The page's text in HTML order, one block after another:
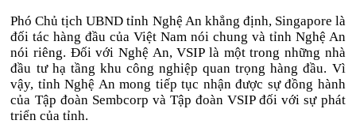
Phó Chủ tịch UBND tỉnh Nghệ An khẳng định, Singapore là
đối tác hàng đầu của Việt Nam nói chung và tỉnh Nghệ An
nói riêng. Đối với Nghệ An, VSIP là một trong những nhà
đầu tư hạ tầng khu công nghiệp quan trọng hàng đầu. Vì
vậy, tỉnh Nghệ An mong tiếp tục nhận được sự đồng hành
của Tập đoàn Sembcorp và Tập đoàn VSIP đối với sự phát
triển của tỉnh.